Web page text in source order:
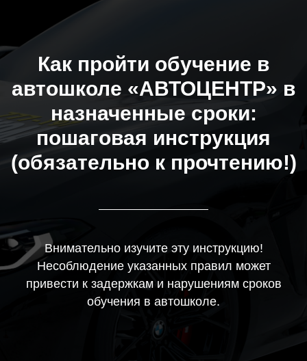
Как пройти обучение в
автошколе «АВТОЦЕНТР» в
назначенные сроки:
пошаговая инструкция
(обязательно к прочтению!)
Внимательно изучите эту инструкцию!
Несоблюдение указанных правил может
привести к задержкам и нарушениям сроков
обучения в автошколе.